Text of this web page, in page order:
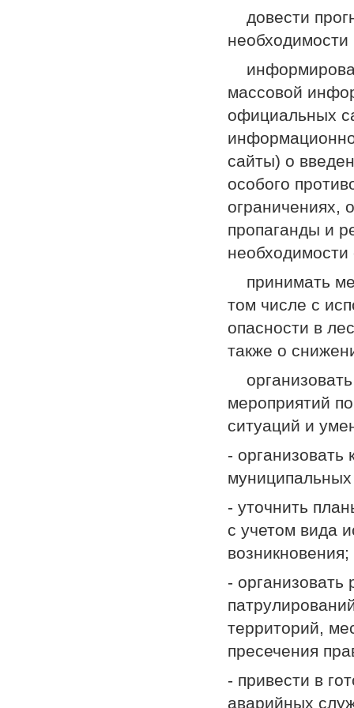
довести
массовой
официальных
сайты) о
особого
ограничениях,
пропаганды и
принимать
том числе с
опасности в
также о
мероприятий
ситуаций и
- организовать
- уточнить
с учетом вида
возникновения;
-
территорий,
пресечения
- привести в
аварийных